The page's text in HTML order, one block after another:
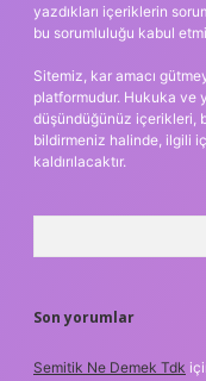
yazdıkları içeriklerin
bu sorumluluğu kabul
Sitemiz, kar amacı
platformudur. Hukuka ve
düşündüğünüz içerikleri,
bildirmeniz halinde, ilgili
kaldırılacaktır.
Son yorumlar
Semitik Ne Demek Tdk